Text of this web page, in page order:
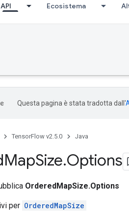
API Ecosistema
Questa pagina è stata tradotta dall'
TensorFlow v2.5.0 Java
MapSize.Options
OrderedMapSize.Options
per OrderedMapSize